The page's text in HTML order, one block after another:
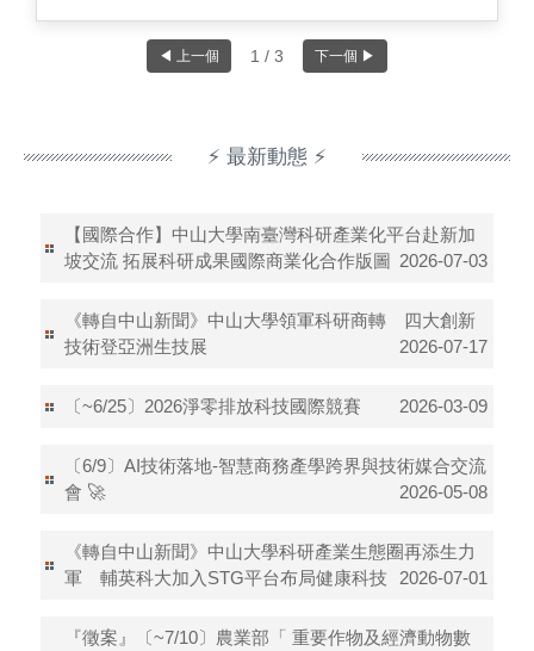
◀ 上一個 1 / 3 下一個 ▶
⚡ 最新動態 ⚡
【國際合作】中山大學南臺灣科研產業化平台赴新加
坡交流 拓展科研成果國際商業化合作版圖 2026-07-03
《轉自中山新聞》中山大學領軍科研商轉 四大創新
技術登亞洲生技展
2026-07-17
〔~6/25〕2026淨零排放科技國際競賽 2026-03-09
〔6/9〕AI技術落地-智慧商務產學跨界與技術媒合交流
會 🚀
2026-05-08
《轉自中山新聞》中山大學科研產業生態圈再添生力
軍 輔英科大加入STG平台布局健康科技
2026-07-01
『徵案』〔~7/10〕農業部「 重要作物及經濟動物數